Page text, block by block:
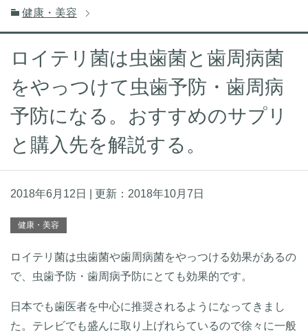
健康・美容
ロイテリ菌は虫歯菌と歯周病菌
をやっつけて虫歯予防・歯周病
予防になる。おすすめのサプリ
と購入先を解説する。
2018年6月12日 | 更新： 2018年10月7日
健康・美容
ロイテリ菌は虫歯菌や歯周病菌をやっつける効果があるの
で、虫歯予防・歯周病予防にとても効果的です。
日本でも歯医者を中心に推奨されるようになってきまし
た。テレビでも盛んに取り上げれらているので徐々に一般